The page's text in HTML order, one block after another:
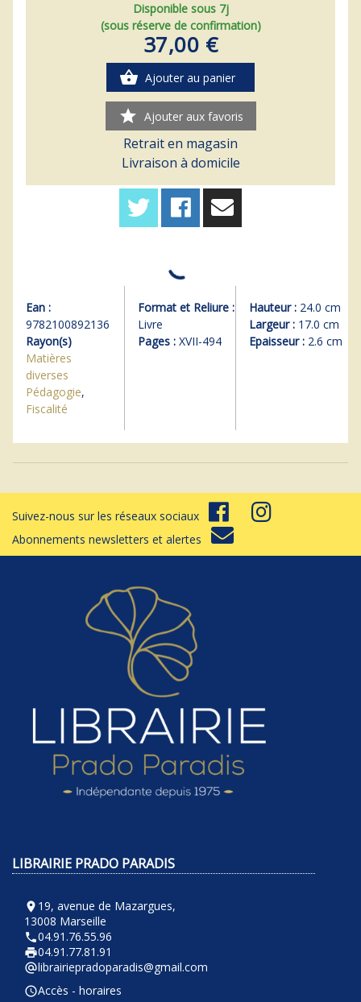
Disponible sous 7j
(sous réserve de confirmation)
37,00 €
shopping_basket Ajouter au panier
star Ajouter aux favoris
Retrait en magasin
Livraison à domicile
Ean :
9782100892136
Rayon(s)
Matières
diverses
Pédagogie,
Fiscalité
Format et Reliure :
Livre
Pages :XVII-494
Hauteur : 24.0 cm
Largeur : 17.0 cm
Epaisseur : 2.6 cm
Suivez-nous sur les réseaux sociaux
Abonnements newsletters et alertes
LIBRAIRIE PRADO PARADIS
room 19, avenue de Mazargues,
13008 Marseille
phone04.91.76.55.96
local_printshop04.91.77.81.91
alternate_emaillibrairiepradoparadis@gmail.com
query_builderAccès - horaires